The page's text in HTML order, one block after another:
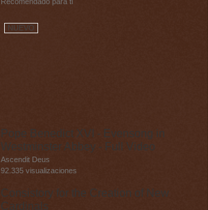
NUEVO
Pope Benedict XVI - Evensong in
Westminster Abbey - Full Video
Ascendit Deus
92.335 visualizaciones
Consistory for the Creation of New
Cardinals